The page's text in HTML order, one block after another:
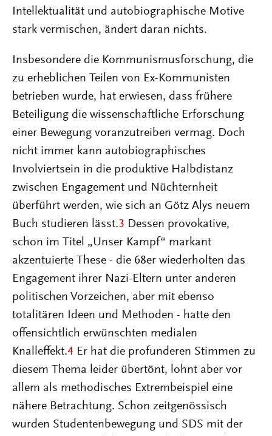
Intellektualität und autobiographische Motive
stark vermischen, ändert daran nichts.
Insbesondere die Kommunismusforschung, die
zu erheblichen Teilen von Ex-Kommunisten
betrieben wurde, hat erwiesen, dass frühere
Beteiligung die wissenschaftliche Erforschung
einer Bewegung voranzutreiben vermag. Doch
nicht immer kann autobiographisches
Involviertsein in die produktive Halbdistanz
zwischen Engagement und Nüchternheit
überführt werden, wie sich an Götz Alys neuem
Buch studieren lässt.3 Dessen provokative,
schon im Titel „Unser Kampf“ markant
akzentuierte These - die 68er wiederholten das
Engagement ihrer Nazi-Eltern unter anderen
politischen Vorzeichen, aber mit ebenso
totalitären Ideen und Methoden - hatte den
offensichtlich erwünschten medialen
Knalleffekt.4 Er hat die profunderen Stimmen zu
diesem Thema leider übertönt, lohnt aber vor
allem als methodisches Extrembeispiel eine
nähere Betrachtung. Schon zeitgenössisch
wurden Studentenbewegung und SDS mit der